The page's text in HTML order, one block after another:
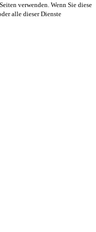
verwenden. Wenn Sie diese
alle dieser Dienste